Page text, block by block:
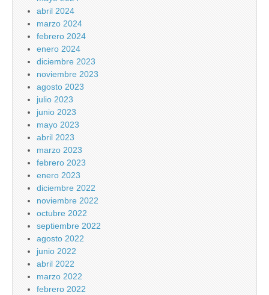
abril 2024
marzo 2024
febrero 2024
enero 2024
diciembre 2023
noviembre 2023
agosto 2023
julio 2023
junio 2023
mayo 2023
abril 2023
marzo 2023
febrero 2023
enero 2023
diciembre 2022
noviembre 2022
octubre 2022
septiembre 2022
agosto 2022
junio 2022
abril 2022
marzo 2022
febrero 2022